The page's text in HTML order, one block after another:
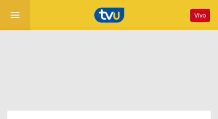
menu Vivo